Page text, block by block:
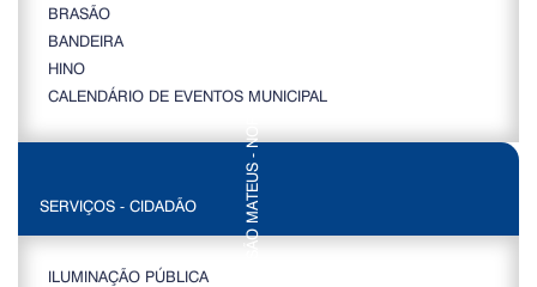
BRASÃO
BANDEIRA
HINO
CALENDÁRIO DE EVENTOS MUNICIPAL
SERVIÇOS - CIDADÃO
ILUMINAÇÃO PÚBLICA